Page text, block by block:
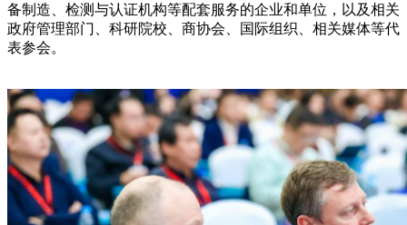
备制造、检测与认证机构等配套服务的企业和单位，以及相关
政府管理部门、科研院校、商协会、国际组织、相关媒体等代
表参会。